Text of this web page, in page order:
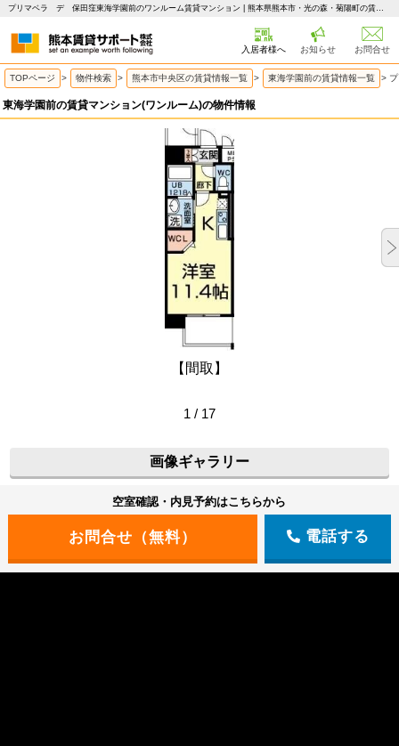
プリマベラ デ 保田窪東海学園前のワンルーム賃貸マンション | 熊本県熊本市・光の森・菊陽町の賃貸はピタットハウス 熊本賃貸サポート
入居者様へ お知らせ お問合せ
TOPページ > 物件検索 > 熊本市中央区の賃貸情報一覧 > 東海学園前の賃貸情報一覧 >
東海学園前の賃貸マンション(ワンルーム)の物件情報
【間取】
1 / 17
画像ギャラリー
空室確認・内見予約はこちらから
電話する